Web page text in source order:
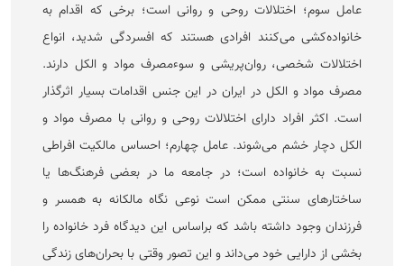
عامل سوم؛ اختلالات روحی و روانی است؛ برخی که اقدام به
خانواده‌کشی می‌کنند افرادی هستند که افسردگی شدید، انواع
اختلالات شخصی، روان‌پریشی و سوءمصرف مواد و الکل دارند.
مصرف مواد و الکل در ایران در این جنس اقدامات بسیار اثرگذار
است. اکثر افراد دارای اختلالات روحی و روانی با مصرف مواد و
الکل دچار خشم می‌شوند. عامل چهارم؛ احساس مالکیت افراطی
نسبت به خانواده است؛ در جامعه ما در بعضی فرهنگ‌ها یا
ساختار‌های سنتی ممکن است نوعی نگاه مالکانه به همسر و
فرزندان وجود داشته باشد که براساس این دیدگاه فرد خانواده را
بخشی از دارایی خود می‌داند و این تصور وقتی با بحران‌های زندگی